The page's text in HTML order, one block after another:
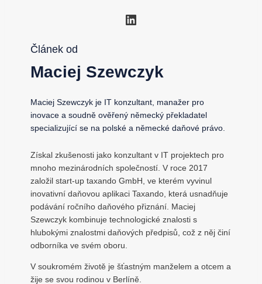
LinkedIn
Článek od
Maciej Szewczyk
Maciej Szewczyk je IT konzultant, manažer pro
inovace a soudně ověřený německý překladatel
specializující se na polské a německé daňové právo.
Získal zkušenosti jako konzultant v IT projektech pro
mnoho mezinárodních společností. V roce 2017
založil start-up taxando GmbH, ve kterém vyvinul
inovativní daňovou aplikaci Taxando, která usnadňuje
podávání ročního daňového přiznání. Maciej
Szewczyk kombinuje technologické znalosti s
hlubokými znalostmi daňových předpisů, což z něj činí
odborníka ve svém oboru.
V soukromém životě je šťastným manželem a otcem a
žije se svou rodinou v Berlíně.